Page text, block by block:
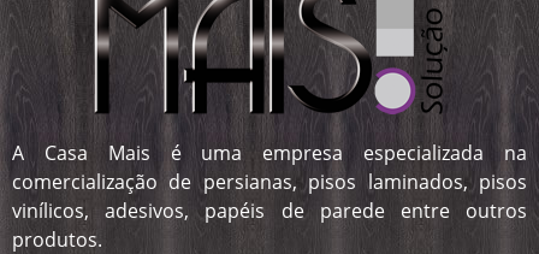
A Casa Mais é uma empresa especializada na
comercialização de persianas, pisos laminados, pisos
vinílicos, adesivos, papéis de parede entre outros
produtos.